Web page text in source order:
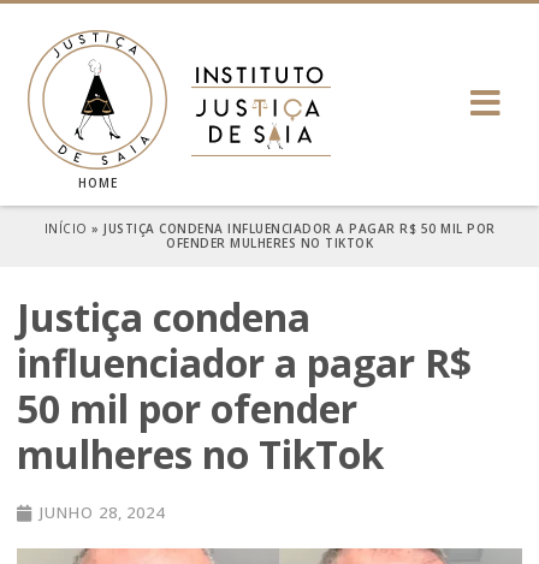
HOME
INÍCIO » JUSTIÇA CONDENA INFLUENCIADOR A PAGAR R$ 50 MIL POR
OFENDER MULHERES NO TIKTOK
Justiça condena
influenciador a pagar R$
50 mil por ofender
mulheres no TikTok
JUNHO 28, 2024